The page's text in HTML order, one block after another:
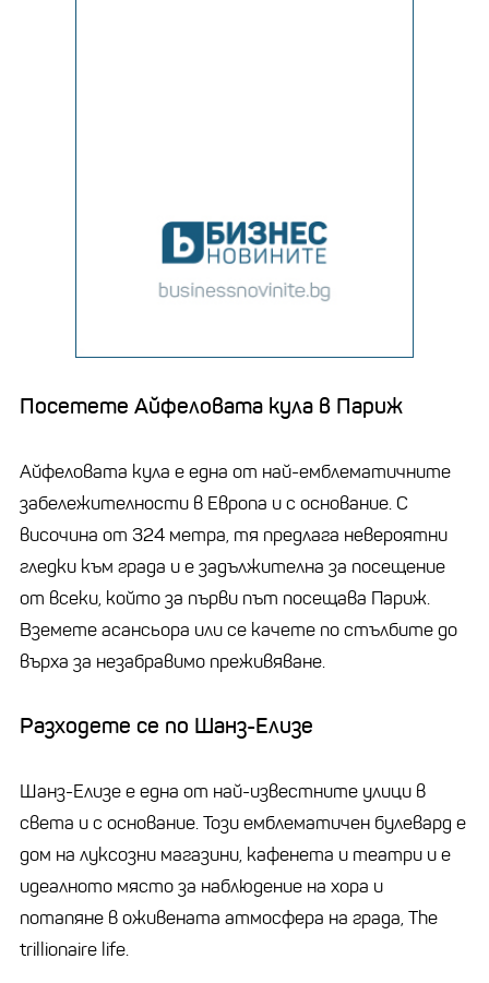
Посетете Айфеловата кула в Париж
Айфеловата кула е една от най-емблематичните
забележителности в Европа и с основание. С
височина от 324 метра, тя предлага невероятни
гледки към града и е задължителна за посещение
от всеки, който за първи път посещава Париж.
Вземете асансьора или се качете по стълбите до
върха за незабравимо преживяване.
Разходете се по Шанз-Елизе
Шанз-Елизе е една от най-известните улици в
света и с основание. Този емблематичен булевард е
дом на луксозни магазини, кафенета и театри и е
идеалното място за наблюдение на хора и
потапяне в оживената атмосфера на града, The
trillionaire life.